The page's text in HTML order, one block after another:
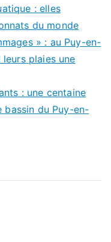
: elles
du monde
» : au Puy-en-
plaies une
: une centaine
bassin du Puy-en-